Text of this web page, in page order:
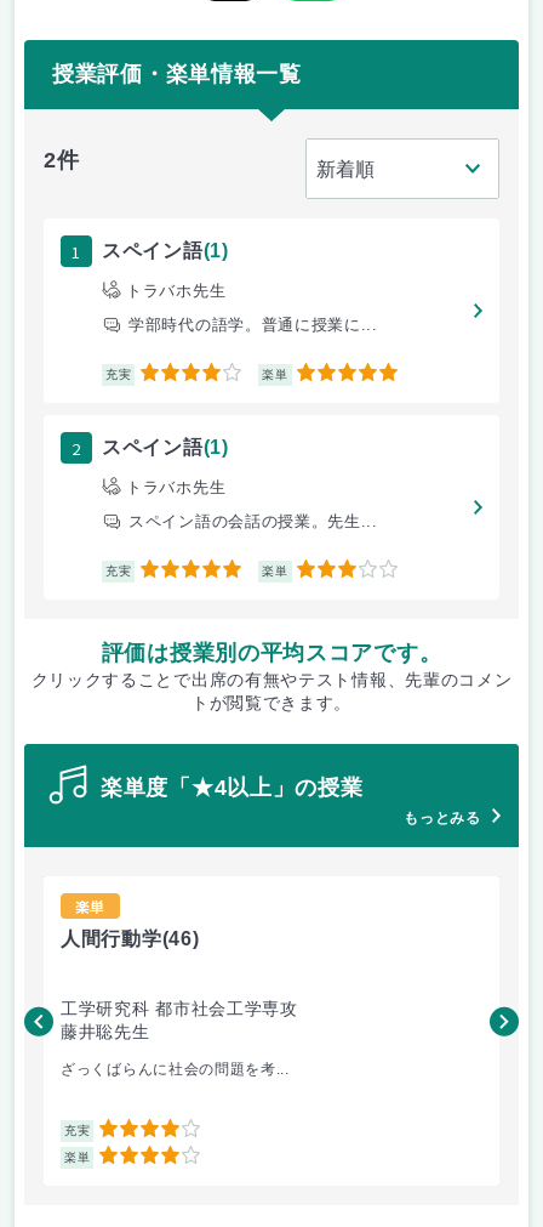
授業評価・楽単情報一覧
2件
1 スペイン語(1)
トラバホ先生
学部時代の語学。普通に授業に...
充実 4 楽単 5
2 スペイン語(1)
トラバホ先生
スペイン語の会話の授業。先生...
充実 5 楽単 3
評価は授業別の平均スコアです。
クリックすることで出席の有無やテスト情報、先輩のコメン
トが閲覧できます。
楽単度「★4以上」の授業
もっとみる
楽単
人間行動学(46)
工学研究科 都市社会工学専攻
藤井聡先生
ざっくばらんに社会の問題を考...
充実 4
楽単 4
藤